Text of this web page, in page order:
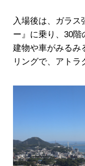
入場後は、ガラス
ー』に乗り、30階
建物や車がみるみ
リングで、アトラ